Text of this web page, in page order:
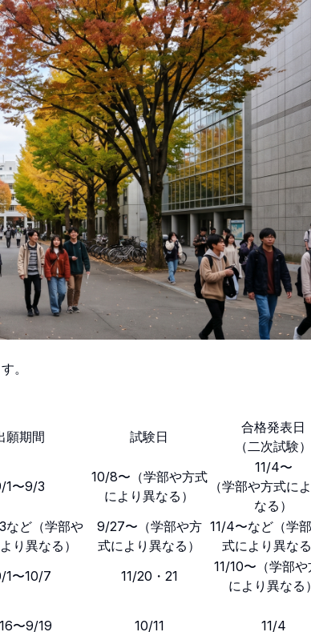
。
願期間 試験日
合格発表日
（二次試験）
1〜9/3
10/8〜（学部や方式
により異なる）
11/4〜
（学部や方式に
なる）
など（学部や
り異なる）
9/27〜（学部や方
式により異なる）
11/4〜など（学
式により異な
1〜10/7 11/20・21
11/10〜（学部
により異なる
〜9/19 10/11 11/4